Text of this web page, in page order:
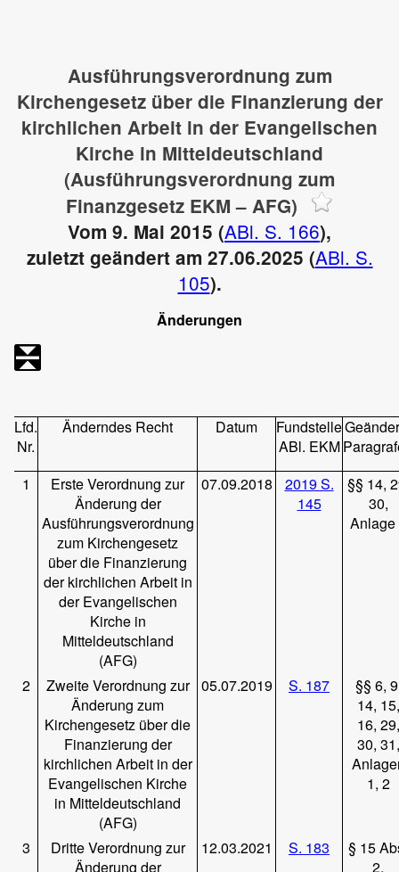
Ausführungsverordnung zum
Kirchengesetz über die Finanzierung der
kirchlichen Arbeit in der Evangelischen
Kirche in Mitteldeutschland
(Ausführungsverordnung zum
Finanzgesetz EKM – AFG)
Vom 9. Mai 2015 (ABl. S. 166),
zuletzt geändert am 27.06.2025 (ABl. S.
105).
Änderungen
Lfd.
Nr.
Änderndes Recht Datum
Fundstelle
ABl. EKM
1
Erste Verordnung zur
Änderung der
Ausführungsverordnung
zum Kirchengesetz
über die Finanzierung
der kirchlichen Arbeit in
der Evangelischen
Kirche in
Mitteldeutschland
(AFG)
07.09.2018
2019 S.
145
§§ 14,
30,
Anlage
2
Zweite Verordnung zur
Änderung zum
Kirchengesetz über die
Finanzierung der
kirchlichen Arbeit in der
Evangelischen Kirche
in Mitteldeutschland
(AFG)
05.07.2019 S. 187
§§ 6,
14, 15,
16, 29,
30, 31,
1, 2
3
Dritte Verordnung zur
Änderung der
12.03.2021 S. 183
§ 15
2,